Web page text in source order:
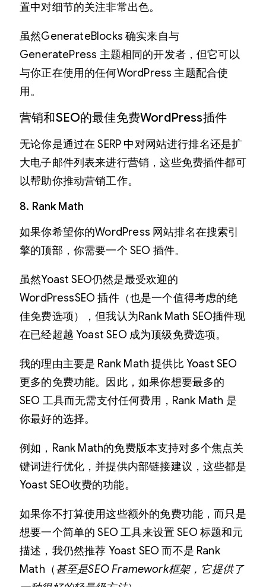
置中对细节的关注非常出色。
虽然GenerateBlocks 确实来自与
GeneratePress 主题相同的开发者，但它可以
与你正在使用的任何WordPress 主题配合使
用。
营销和SEO的最佳免费WordPress插件
无论你是通过在 SERP 中对网站进行排名还是扩
大电子邮件列表来进行营销，这些免费插件都可
以帮助你推动营销工作。
8. Rank Math
如果你希望你的WordPress 网站排名在搜索引
擎的顶部，你需要一个 SEO 插件。
虽然Yoast SEO仍然是最受欢迎的
WordPressSEO 插件（也是一个值得考虑的绝
佳免费选项），但我认为Rank Math SEO插件现
在已经超越 Yoast SEO 成为顶级免费选项。
我的理由主要是 Rank Math 提供比 Yoast SEO
更多的免费功能。因此，如果你想要最多的
SEO 工具而无需支付任何费用，Rank Math 是
你最好的选择。
例如，Rank Math的免费版本支持对多个焦点关
键词进行优化，并提供内部链接建议，这些都是
Yoast SEO收费的功能。
如果你不打算使用这些额外的免费功能，而只是
想要一个简单的 SEO 工具来设置 SEO 标题和元
描述，我仍然推荐 Yoast SEO 而不是 Rank
Math（甚至是SEO Framework框架，它提供了